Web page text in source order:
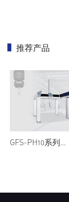
推荐产品
GFS-PH10系列龙门式三坐标测量机